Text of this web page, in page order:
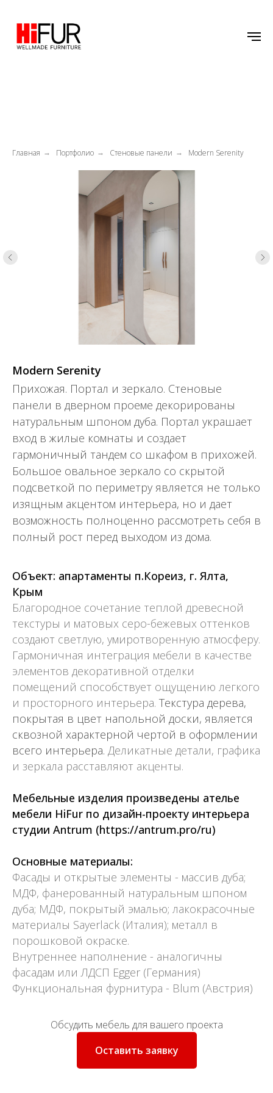
Главная → Портфолио → Стеновые панели → Modern Serenity
Modern Serenity
Прихожая. Портал и зеркало. Стеновые
панели в дверном проеме декорированы
натуральным шпоном дуба. Портал украшает
вход в жилые комнаты и создает
гармоничный тандем со шкафом в прихожей.
Большое овальное зеркало со скрытой
подсветкой по периметру является не только
изящным акцентом интерьера, но и дает
возможность полноценно рассмотреть себя в
полный рост перед выходом из дома.
Объект: апартаменты п.Кореиз, г. Ялта,
Крым
Благородное сочетание теплой древесной
текстуры и матовых серо-бежевых оттенков
создают светлую, умиротворенную атмосферу.
Гармоничная интеграция мебели в качестве
элементов декоративной отделки
помещений способствует ощущению легкого
и просторного интерьера. Текстура дерева,
покрытая в цвет напольной доски, является
сквозной характерной чертой в оформлении
всего интерьера. Деликатные детали, графика
и зеркала расставляют акценты.
Мебельные изделия произведены ателье
мебели HiFur по дизайн-проекту интерьера
студии Antrum (https://antrum.pro/ru)
Основные материалы:
Фасады и открытые элементы - массив дуба;
МДФ, фанерованный натуральным шпоном
дуба; МДФ, покрытый эмалью; лакокрасочные
материалы Sayerlack (Италия); металл в
порошковой окраске.
Внутреннее наполнение - аналогичны
фасадам или ЛДСП Egger (Германия)
Функциональная фурнитура - Blum (Австрия)
Обсудить мебель для вашего проекта
Оставить заявку